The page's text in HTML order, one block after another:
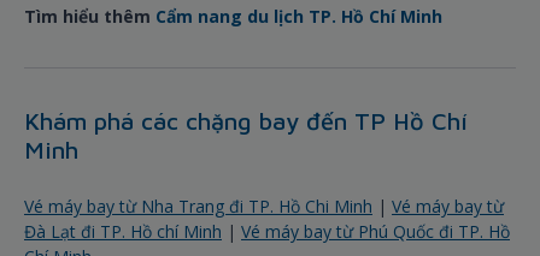
Tìm hiểu thêm Cẩm nang du lịch TP. Hồ Chí Minh
Khám phá các chặng bay đến TP Hồ Chí
Minh
Vé máy bay từ Nha Trang đi TP. Hồ Chi Minh | Vé máy bay từ
Đà Lạt đi TP. Hồ chí Minh | Vé máy bay từ Phú Quốc đi TP. Hồ